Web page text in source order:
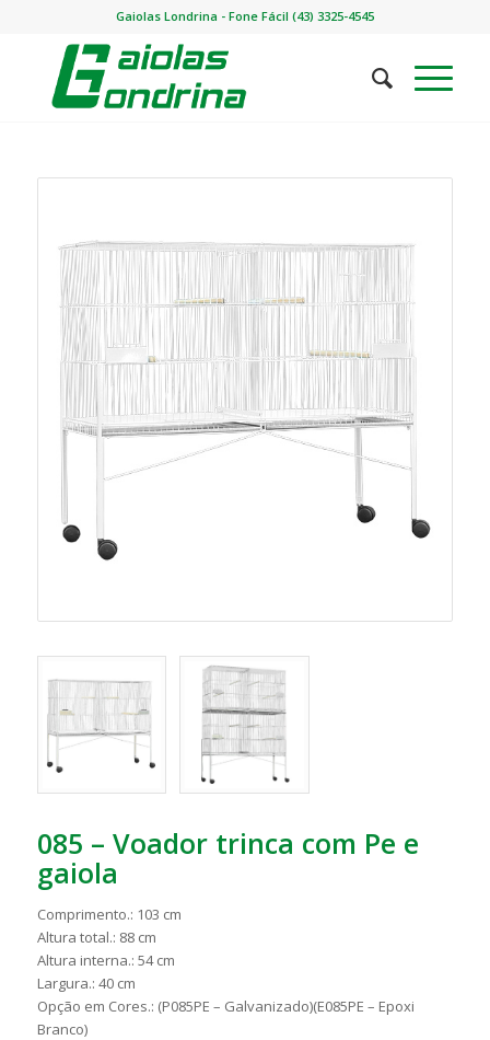
Gaiolas Londrina - Fone Fácil (43) 3325-4545
085 – Voador trinca com Pe e
gaiola
Comprimento.: 103 cm
Altura total.: 88 cm
Altura interna.: 54 cm
Largura.: 40 cm
Opção em Cores.: (P085PE – Galvanizado)(E085PE – Epoxi
Branco)